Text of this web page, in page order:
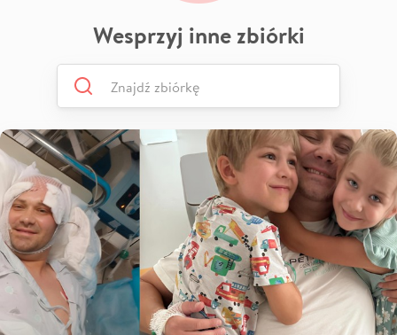
Wesprzyj inne zbiórki